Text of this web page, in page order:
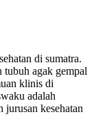
di sumatra.
tubuh agak gempal
klinis di
adalah
jurusan kesehatan